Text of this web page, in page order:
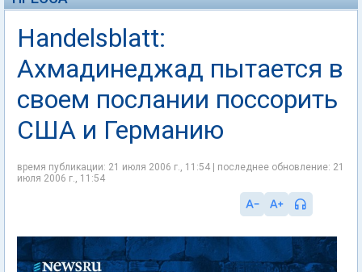
Handelsblatt:
Ахмадинеджад пытается в
своем послании поссорить
США и Германию
время публикации: 21 июля 2006 г., 11:54 | последнее обновление: 21
июля 2006 г., 11:54